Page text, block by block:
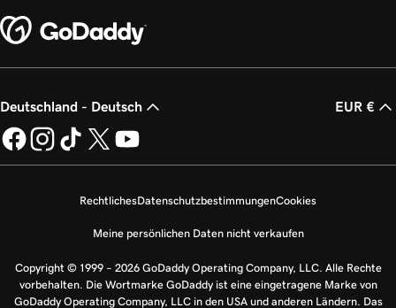
Deutschland - Deutsch EUR €
RechtlichesDatenschutzbestimmungenCookies
Meine persönlichen Daten nicht verkaufen
Copyright © 1999 – 2026 GoDaddy Operating Company, LLC. Alle Rechte
vorbehalten. Die Wortmarke GoDaddy ist eine eingetragene Marke von
GoDaddy Operating Company, LLC in den USA und anderen Ländern. Das